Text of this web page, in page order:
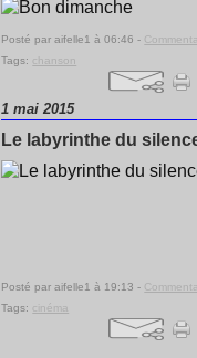
Posté par aifelle1 à 06:46 -
Tags:
chanson
1 mai 2015
Le labyrinthe du
Posté par aifelle1 à 19:13 -
Tags:
cinéma